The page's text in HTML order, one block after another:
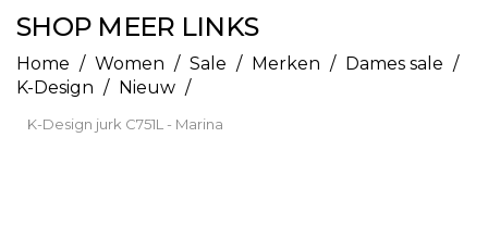
SHOP MEER LINKS
Home / Women / Sale / Merken / Dames sale /
K-Design / Nieuw /
K-Design jurk C751L - Marina